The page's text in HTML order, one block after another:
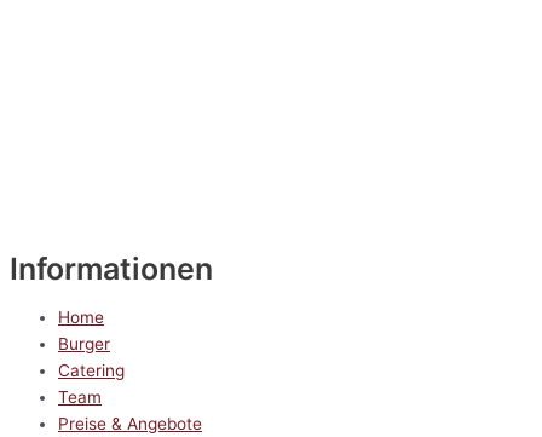
Informationen
Home
Burger
Catering
Team
Preise & Angebote